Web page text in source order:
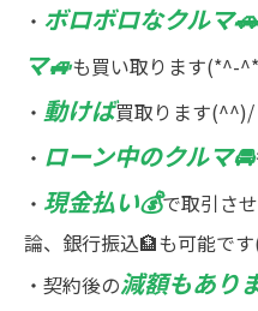
・ ボロボロなクルマ
マ🚙も買い取ります(*^-
・ 動けば買取ります(^^)/
・ ローン中のクルマ🚘
・ 現金払い💰で取引さ
論、銀行振込🏦も可能で
・契約後の減額もあり